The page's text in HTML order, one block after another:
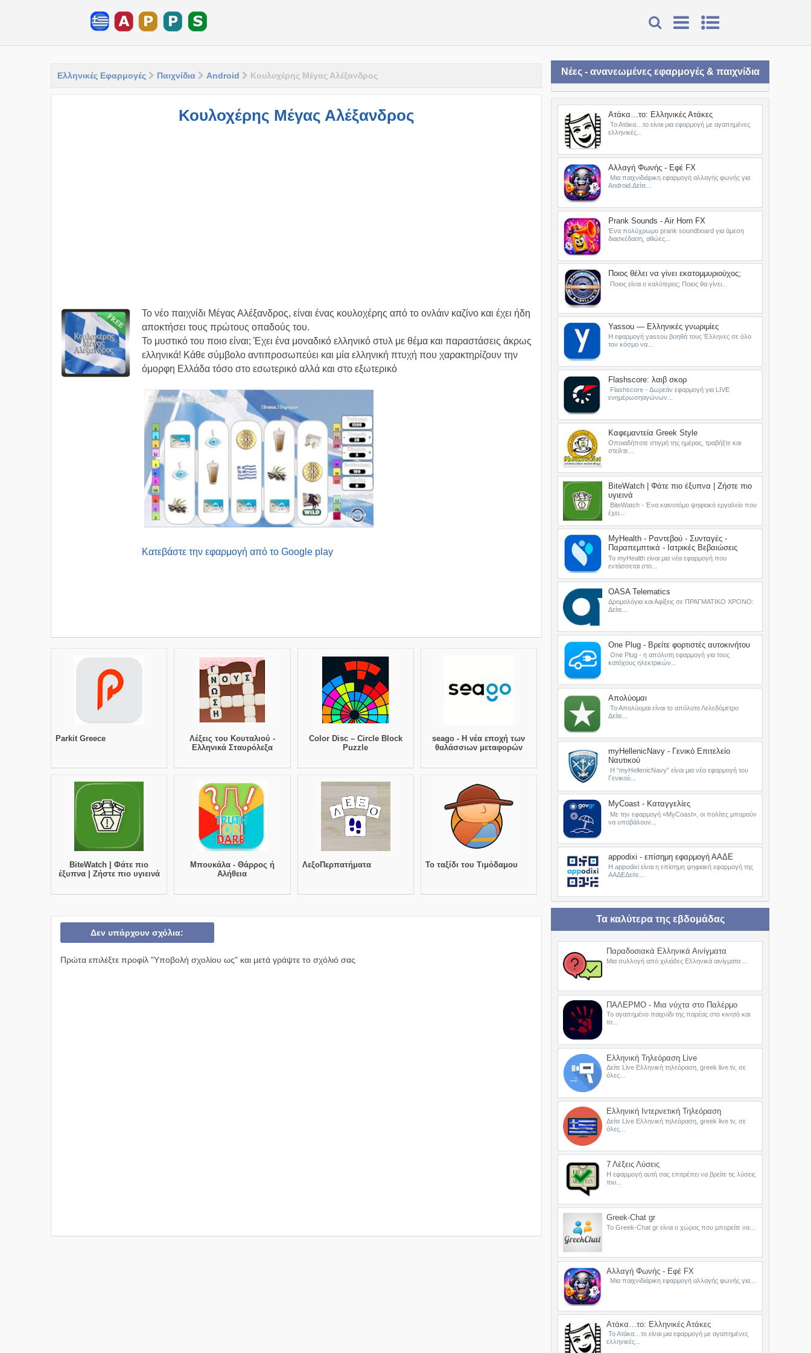
Ελληνικές Εφαρμογές Παιχνίδια Android Κουλοχέρης Μέγας Αλέξανδρος
Κουλοχέρης Μέγας Αλέξανδρος
Το νέο παιχνίδι Μέγας Αλέξανδρος, είναι ένας κουλοχέρης από το ονλάιν καζίνο και έχει ήδη
αποκτήσει τους πρώτους οπαδούς του.
Το μυστικό του ποιο είναι; Έχει ένα μοναδικό ελληνικό στυλ με θέμα και παραστάσεις άκρως
ελληνικά! Κάθε σύμβολο αντιπροσωπεύει και μία ελληνική πτυχή που χαρακτηρίζουν την
όμορφη Ελλάδα τόσο στο εσωτερικό αλλά και στο εξωτερικό
Kατεβάστε την εφαρμογή από το Google play
Parkit Greece
Λέξεις του Κουταλιού -
Ελληνικά Σταυρόλεξα
Color Disc – Circle Block
Puzzle
seago - Η νέα εποχή των
θαλάσσιων μεταφορών
BiteWatch | Φάτε πιο
έξυπνα | Ζήστε πιο υγιεινά
Μπουκάλα - Θάρρος ή
Αλήθεια
ΛεξοΠερπατήματα Το ταξίδι του Τιμόδαμου
Δεν υπάρχουν σχόλια:
Πρώτα επιλέξτε προφίλ "Υποβολή σχολίου ως" και μετά γράψτε το σχόλιό σας
Νέες - ανανεωμένες εφαρμογές & παιχνίδια
Ατάκα…το: Ελληνικές Ατάκες
Το Ατάκα…το είναι μια εφαρμογή με αγαπημένες
ελληνικές...
Αλλαγή Φωνής - Εφέ FX
Μια παιχνιδιάρικη εφαρμογή αλλαγής φωνής για
Android.Δείτε...
Prank Sounds - Air Horn FX
Ένα πολύχρωμο prank soundboard για άμεση
διασκέδαση, αθώες...
Ποιος θέλει να γίνει εκατομμυριούχος;
Ποιος είναι ο καλύτερος; Ποιος θα γίνει...
Yassou — Ελληνικές γνωριμίες
Η εφαρμογή yassou βοηθά τους Έλληνες σε όλο
τον κόσμο να...
Flashscore: λαιβ σκορ
Flashscore - Δωρεάν εφαρμογή για LIVE
ενημέρωσηαγώνων...
Καφεμαντεία Greek Style
Οποιαδήποτε στιγμή της ημέρας, τραβήξτε και
στείλτε...
BiteWatch | Φάτε πιο έξυπνα | Ζήστε πιο
υγιεινά
BiteWatch - Ένα καινοτόμο ψηφιακό εργαλείο που
έχει...
MyHealth - Ραντεβού - Συνταγές -
Παραπεμπτικά - Ιατρικές Βεβαιώσεις
Το myHealth είναι μια νέα εφαρμογή που
εντάσσεται στο...
OASA Telematics
Δρομολόγια και Αφίξεις σε ΠΡΑΓΜΑΤΙΚΟ ΧΡΟΝΟ:
Δείτε...
One Plug - Βρείτε φορτιστές αυτοκινήτου
One Plug - η απόλυτη εφαρμογή για τους
κατόχους ηλεκτρικών...
Απολύομαι
Το Απολύομαι είναι το απόλυτο Λελεδόμετρο
Δείτε...
myHellenicNavy - Γενικό Επιτελείο
Ναυτικού
Η “myHellenicNavy” είναι μια νέα εφαρμογή του
Γενικού...
MyCoast - Καταγγελίες
Με την εφαρμογή «MyCoast», οι πολίτες μπορούν
να υποβάλουν...
appodixi - επίσημη εφαρμογή ΑΑΔΕ
Η appodixi είναι η επίσημη ψηφιακή εφαρμογή της
ΑΑΔΕΔείτε...
Τα καλύτερα της εβδομάδας
Παραδοσιακά Ελληνικά Αινίγματα
Μια συλλογή από χιλιάδες Ελληνικά αινίγματα ...
ΠΑΛΕΡΜΟ - Μια νύχτα στο Παλέρμο
Το αγαπημένο παιχνίδι της παρέας στο κινητό και
το...
Ελληνική Τηλεόραση Live
Δείτε Live Ελληνική τηλεόραση, greek live tv, σε
όλες...
Ελληνική Ιντερνετική Τηλεόραση
Δείτε Live Ελληνική τηλεόραση, greek live tv, σε
όλες...
7 Λέξεις Λύσεις
Η εφαρμογή αυτή σας επιτρέπει να βρείτε τις λύσεις
του...
Greek-Chat gr
Το Greek-Chat gr είναι ο χώρος που μπορείτε να...
Αλλαγή Φωνής - Εφέ FX
Μια παιχνιδιάρικη εφαρμογή αλλαγής φωνής για...
Ατάκα…το: Ελληνικές Ατάκες
Το Ατάκα…το είναι μια εφαρμογή με αγαπημένες
ελληνικές...